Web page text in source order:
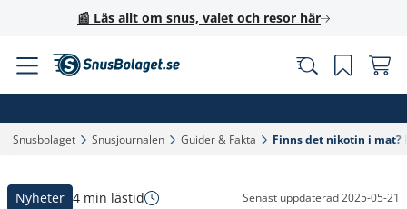
📰 Läs allt om snus, valet och resor här
Snusbolaget‎ Snusjournalen‎ Guider & Fakta‎ Finns det nikotin i mat?
Nyheter 4 min lästid Senast uppdaterad2025-05-21